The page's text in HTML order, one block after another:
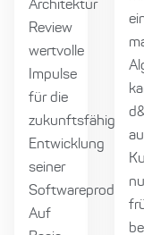
Architektur
Review
wertvolle
Impulse
für die
zukunftsfähige
Entwicklung
seiner
Softwareprodukte.
Auf